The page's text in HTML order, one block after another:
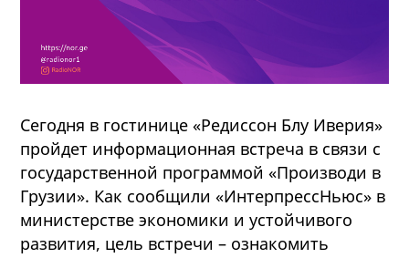
Сегодня в гостинице «Редиссон Блу Иверия»
пройдет информационная встреча в связи с
государственной программой «Производи в
Грузии». Как сообщили «ИнтерпрессНьюс» в
министерстве экономики и устойчивого
развития, цель встречи – ознакомить